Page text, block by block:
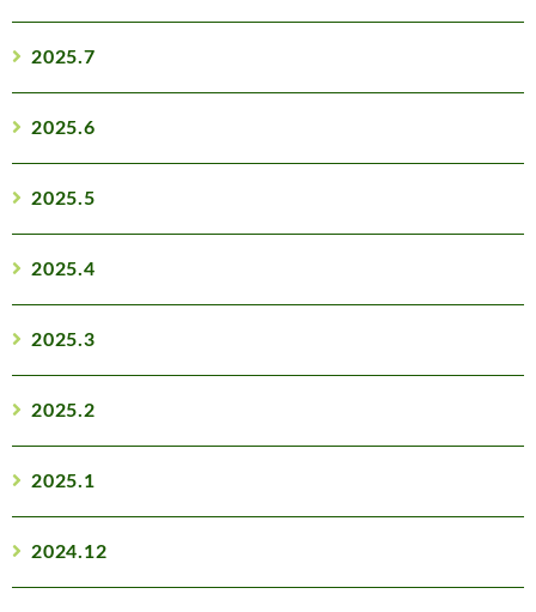
2025.7
2025.6
2025.5
2025.4
2025.3
2025.2
2025.1
2024.12